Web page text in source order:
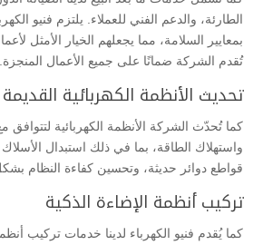
الطارئة، والدعم الفني للعملاء. يلتزم فنيو
بمعايير السلامة، مما يجعلهم الخيار الأمثل
تُقدم الشركة ضمانًا على جميع الأعمال المنجزة.
تحديث الأنظمة الكهربائية القديمة
كما تُحدّث الشركة الأنظمة الكهربائية لتتوافق
واستهلاك الطاقة، بما في ذلك استبدال
قواطع دوائر حديثة، وتحسين كفاءة النظام
تركيب أنظمة الإضاءة الذكية
كما يُقدم فنيو الكهرباء لدينا خدمات تركيب